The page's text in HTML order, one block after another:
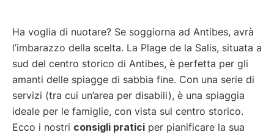
Ha voglia di nuotare? Se soggiorna ad Antibes, avrà
l’imbarazzo della scelta. La Plage de la Salis, situata a
sud del centro storico di Antibes, è perfetta per gli
amanti delle spiagge di sabbia fine. Con una serie di
servizi (tra cui un’area per disabili), è una spiaggia
ideale per le famiglie, con vista sul centro storico.
Ecco i nostri consigli pratici per pianificare la sua